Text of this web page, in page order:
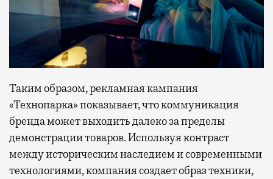
Таким образом, рекламная кампания
«Технопарка» показывает, что коммуникация
бренда может выходить далеко за пределы
демонстрации товаров. Используя контраст
между историческим наследием и современными
технологиями, компания создает образ техники,